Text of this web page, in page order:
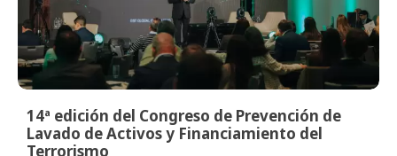
14ª edición del Congreso de Prevención de
Lavado de Activos y Financiamiento del
Terrorismo